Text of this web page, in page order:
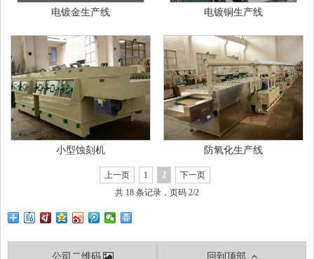
电镀金生产线 电镀铜生产线
小型蚀刻机 防氧化生产线
上一页 1 2
下一页
共 18 条记录，页码 2/2
公司二维码 回到顶部